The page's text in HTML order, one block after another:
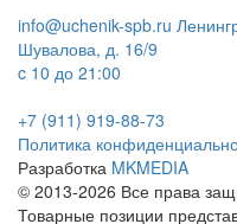
info@uchenik-spb.ru
Шувалова, д. 16/9
c 10 до 21:00
+7 (911) 919-88-73
Политика
Разработка MKMEDIA
© 2013-2026 Все права
Товарные позиции